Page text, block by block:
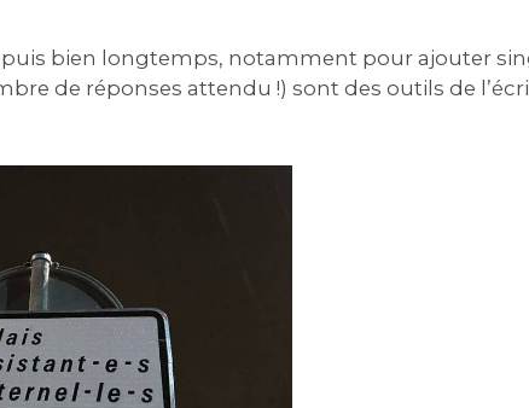
bien longtemps, notamment pour ajouter
de réponses attendu !) sont des outils de